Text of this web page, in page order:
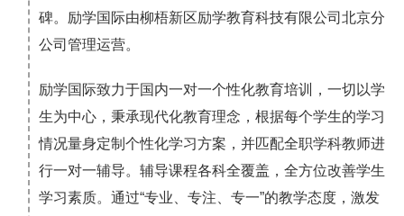
碑。励学国际由柳梧新区励学教育科技有限公司北京分
公司管理运营。
励学国际致力于国内一对一个性化教育培训，一切以学
生为中心，秉承现代化教育理念，根据每个学生的学习
情况量身定制个性化学习方案，并匹配全职学科教师进
行一对一辅导。辅导课程各科全覆盖，全方位改善学生
学习素质。通过“专业、专注、专一”的教学态度，激发